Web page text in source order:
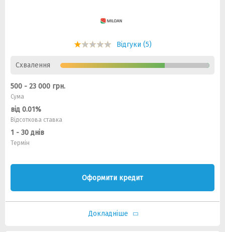
Відгуки (5)
Схвалення
500 - 23 000 грн.
Сума
від 0.01%
Відсоткова ставка
1 - 30 днів
Термін
Оформити кредит
Докладніше